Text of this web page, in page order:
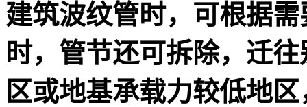
建筑波纹管时，可根据
时，管节还可拆除，迁
区或地基承载力较低地